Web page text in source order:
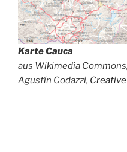
Karte Cauca
aus Wikimedia
Agustín Codazzi,